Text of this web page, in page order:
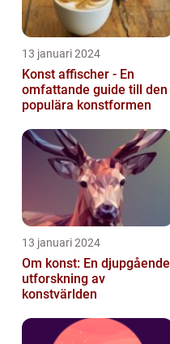
13 januari 2024
Konst affischer - En
omfattande guide till den
populära konstformen
13 januari 2024
Om konst: En djupgående
utforskning av
konstvärlden